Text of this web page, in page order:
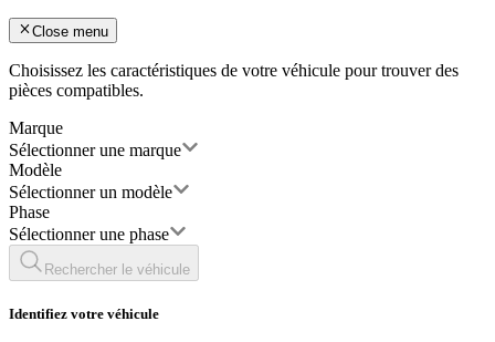
Close menu
Choisissez les caractéristiques de votre véhicule pour trouver des
pièces compatibles.
Marque
Sélectionner une marque
Modèle
Sélectionner un modèle
Phase
Sélectionner une phase
Rechercher le véhicule
Identifiez votre véhicule